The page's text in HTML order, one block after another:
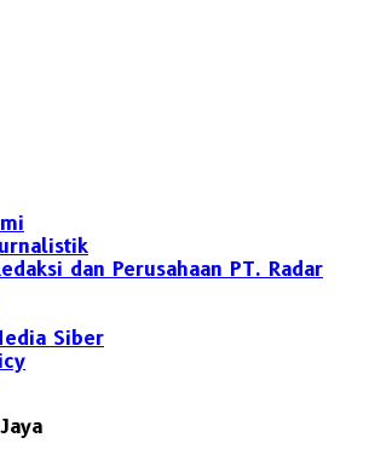
dan Perusahaan PT. Radar
Siber